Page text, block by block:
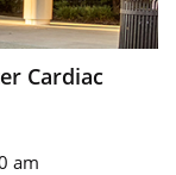
Cardiac
am